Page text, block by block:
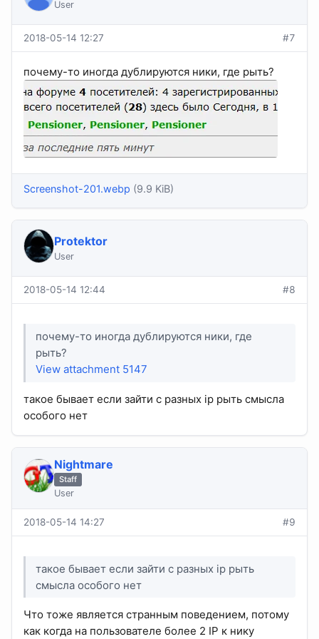
User
2018-05-14 12:27 #7
почему-то иногда дублируютcя ники, где рыть?
Screenshot-201.webp (9.9 KiB)
Protektor
User
2018-05-14 12:44 #8
почему-то иногда дублируютcя ники, где
рыть?
View attachment 5147
такое бывает если зайти с разных ip рыть смысла
особого нет
Nightmare
Staff
User
2018-05-14 14:27 #9
такое бывает если зайти с разных ip рыть
смысла особого нет
Что тоже является странным поведением, потому
как когда на пользователе более 2 IP к нику